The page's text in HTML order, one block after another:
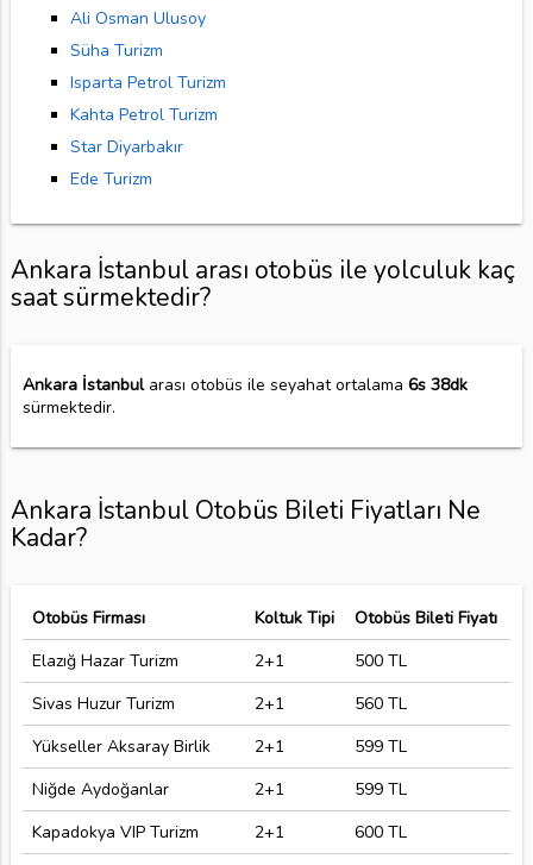
Ali Osman Ulusoy
Süha Turizm
Isparta Petrol Turizm
Kahta Petrol Turizm
Star Diyarbakır
Ede Turizm
Ankara İstanbul arası otobüs ile yolculuk kaç
saat sürmektedir?
Ankara İstanbularası otobüs ile seyahat ortalama 6s 38dk
sürmektedir.
Ankara İstanbul Otobüs Bileti Fiyatları Ne
Kadar?
Otobüs Firması Koltuk Tipi
Otobüs Bileti Fiyatı
Elazığ Hazar Turizm
2+1
500 TL
Sivas Huzur Turizm
2+1
560 TL
Yükseller Aksaray Birlik
2+1
599 TL
Niğde Aydoğanlar
2+1
599 TL
Kapadokya VIP Turizm
2+1
600 TL